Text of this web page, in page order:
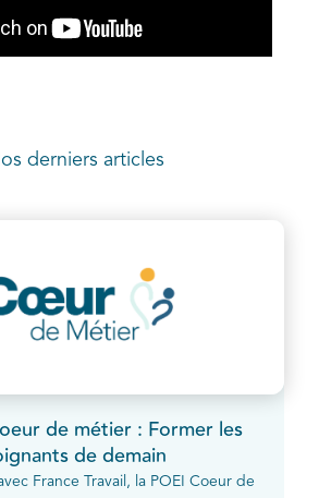
derniers articles
de métier : Former les
de demain
France Travail, la POEI Coeur de